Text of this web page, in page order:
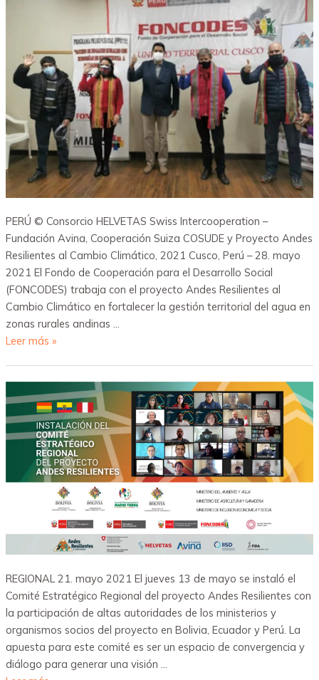
PERÚ © Consorcio HELVETAS Swiss Intercooperation –
Fundación Avina, Cooperación Suiza COSUDE y Proyecto Andes
Resilientes al Cambio Climático, 2021 Cusco, Perú – 28. mayo
2021 El Fondo de Cooperación para el Desarrollo Social
(FONCODES) trabaja con el proyecto Andes Resilientes al
Cambio Climático en fortalecer la gestión territorial del agua en
zonas rurales andinas …
Leer más »
REGIONAL 21. mayo 2021 El jueves 13 de mayo se instaló el
Comité Estratégico Regional del proyecto Andes Resilientes con
la participación de altas autoridades de los ministerios y
organismos socios del proyecto en Bolivia, Ecuador y Perú. La
apuesta para este comité es ser un espacio de convergencia y
diálogo para generar una visión …